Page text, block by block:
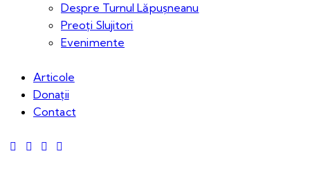
Despre Turnul Lăpușneanu
Preoți Slujitori
Evenimente
Articole
Donații
Contact